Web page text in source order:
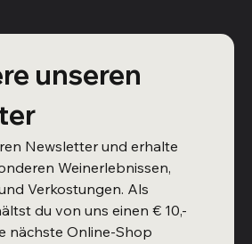
unseren
Newsletter und erhalte
Weinerlebnissen,
Verkostungen. Als
du von uns einen € 10,-
nächste Online-Shop